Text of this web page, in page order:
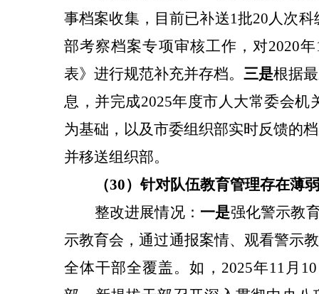
事档案收集，目前已补送1批20人次
部考察档案专项审核工作，对2020
表》进行规范补充并存档。 三是根据
息，并完成2025年度市人大常委会
为基础，以及市委组织部实时反馈的
并移送组织部。
（30）针对队伍教育管理存在薄
整改进展情况： 一是强化警示教
示教育会，通过通报案情、观看警示
全体干部全覆盖。如，2025年11月